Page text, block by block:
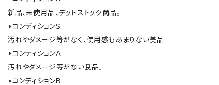
新品、未使用品、デッドストック商品。
•コンディションＳ
汚れやダメージ等がなく、使用感もあまりない美品
•コンディションＡ
汚れやダメージ等がない良品。
•コンディションＢ